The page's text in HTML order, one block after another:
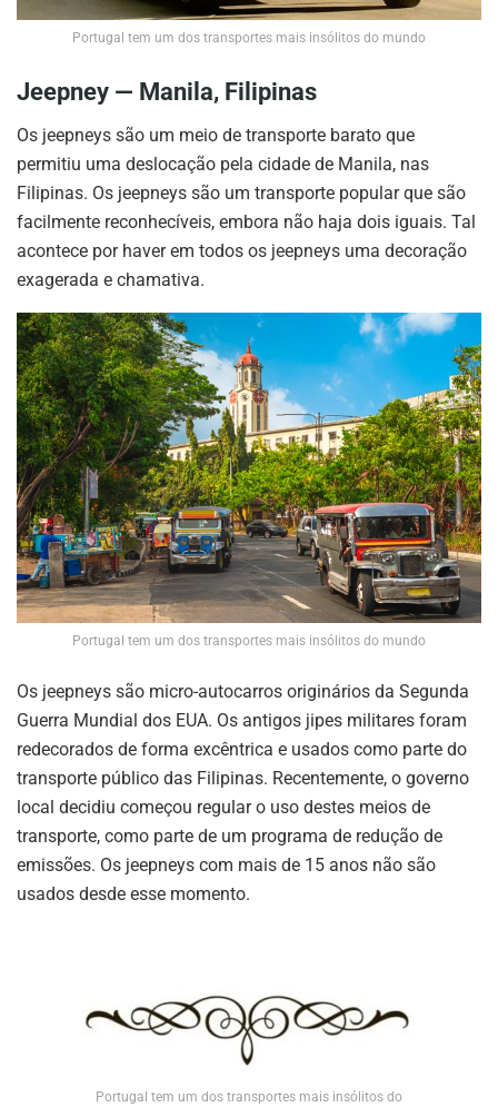
Portugal tem um dos transportes mais insólitos do mundo
Jeepney — Manila, Filipinas
Os jeepneys são um meio de transporte barato que
permitiu uma deslocação pela cidade de Manila, nas
Filipinas. Os jeepneys são um transporte popular que são
facilmente reconhecíveis, embora não haja dois iguais. Tal
acontece por haver em todos os jeepneys uma decoração
exagerada e chamativa.
Portugal tem um dos transportes mais insólitos do mundo
Os jeepneys são micro-autocarros originários da Segunda
Guerra Mundial dos EUA. Os antigos jipes militares foram
redecorados de forma excêntrica e usados ​​como parte do
transporte público das Filipinas. Recentemente, o governo
local decidiu começou regular o uso destes meios de
transporte, como parte de um programa de redução de
emissões. Os jeepneys com mais de 15 anos não são
usados desde esse momento.
Portugal tem um dos transportes mais insólitos do